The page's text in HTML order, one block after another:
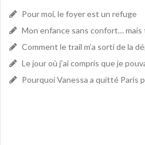
Pour moi, le foyer est un refuge
Mon enfance sans confort…
Comment le trail m’a sorti de la
Le jour où j’ai compris que je
Pourquoi Vanessa a quitté Paris